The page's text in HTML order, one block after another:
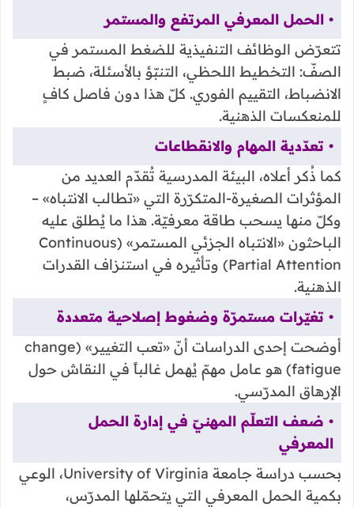
• الحمل المعرفي المرتفع والمستمر
تتعرّض الوظائف التنفيذية للضغط المستمر في
الصفّ: التخطيط اللحظي، التنبّؤ بالأسئلة، ضبط
الانضباط، التقييم الفوري. كلّ هذا دون فاصل كافٍ
للمنعكسات الذهنية.
• تعدّدية المهام والانقطاعات
كما ذُكر أعلاه، البيئة المدرسية تُقدّم العديد من
المؤثرات الصغيرة-المتكرّرة التي «تطالب الانتباه» –
وكلّ منها يسحب طاقة معرفيّة. هذا ما يُطلق عليه
الباحثون «الانتباه الجزئي المستمر» (Continuous
Partial Attention) وتأثيره في استنزاف القدرات
الذهنية.
• تغيّرات مستمرّة وضغوط إصلاحية متعددة
أوضحت إحدى الدراسات أنّ «تعب التغيير» (change
fatigue) هو عامل مهمّ يُهمل غالباً في النقاش حول
الإرهاق المدرّسي.
• ضعف التعلّم المهنيّ في إدارة الحمل
المعرفي
بحسب دراسة جامعة University of Virginia، الوعي
بكمية الحمل المعرفي التي يتحمّلها المدرّس،